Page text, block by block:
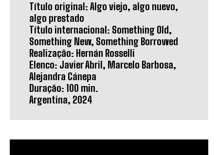
Título original: Algo viejo, algo nuevo,
algo prestado
Título internacional: Something Old,
Something New, Something Borrowed
Realização: Hernán Rosselli
Elenco: Javier Abril, Marcelo Barbosa,
Alejandra Cánepa
Duração: 100 min.
Argentina, 2024